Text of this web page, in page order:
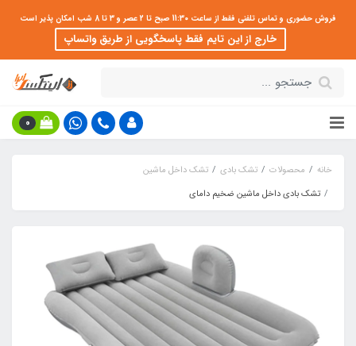
فروش حضوری و تماس تلفنی فقط از ساعت 11:30 صبح تا 2 عصر و 3 تا 8 شب امکان پذیر است
خارج از این تایم فقط پاسخگویی از طریق واتساپ
0
خانه محصولات تشک بادی
تشک داخل ماشین
تشک بادی داخل ماشین ضخیم دامای